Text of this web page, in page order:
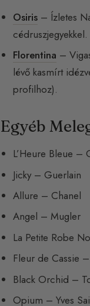
Osiris – Ízletes
cédruszjegyekkel.
Florentina –
lévő kasmírt
profilhoz).
Egyéb
L’Heure Bleue –
Jicky – Guerlain
Allure – Chanel
Angel – Mugler
La Petite Robe
Fleur de Cassie
Black Orchid –
Opium – Yves